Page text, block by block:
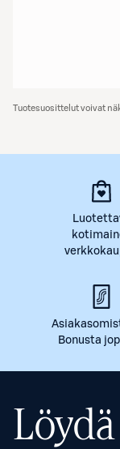
Tuotesuosittelut voivat
Bonusta
Löydä